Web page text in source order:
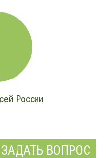
России
ВОПРОС